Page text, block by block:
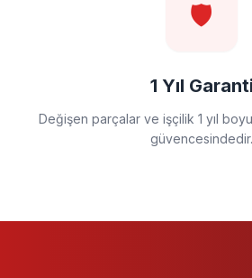
🛡️
1 Yıl Garanti
Değişen parçalar ve işçilik 1 yıl
güvencesindedir.